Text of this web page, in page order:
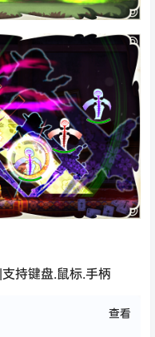
持键盘.鼠标.手柄
查看